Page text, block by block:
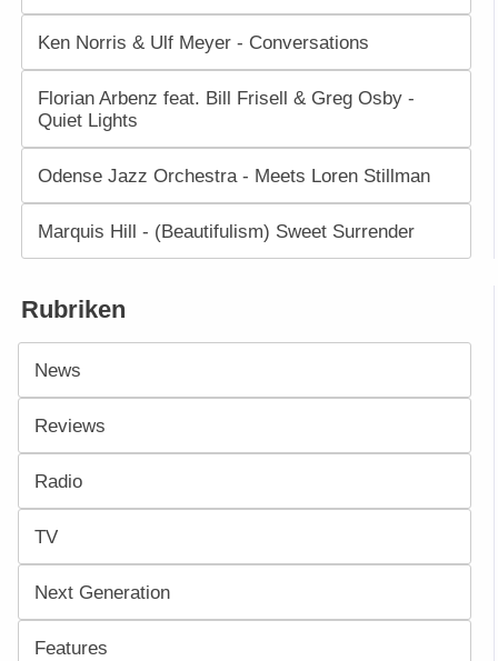
Ken Norris & Ulf Meyer - Conversations
Florian Arbenz feat. Bill Frisell & Greg Osby -
Quiet Lights
Odense Jazz Orchestra - Meets Loren Stillman
Marquis Hill - (Beautifulism) Sweet Surrender
Rubriken
News
Reviews
Radio
TV
Next Generation
Features